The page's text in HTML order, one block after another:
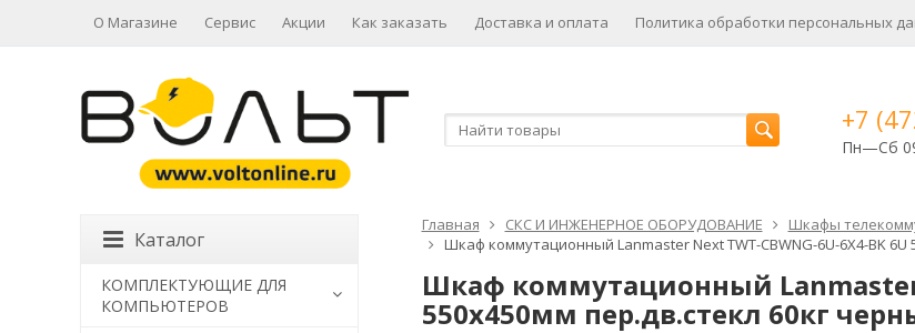
О Магазине Сервис Акции Как заказать Доставка и оплата Политика обработки персональных
+7
Пн—Сб
Главная СКС И ИНЖЕНЕРНОЕ ОБОРУДОВАНИЕ
Шкафы
Шкаф коммутационный Lanmaster Next TWT-CBWNG-6U-6X4-BK
Шкаф коммутационный Lanmaster
550x450мм пер.дв.стекл 60кг
Каталог
КОМПЛЕКТУЮЩИЕ ДЛЯ
КОМПЬЮТЕРОВ